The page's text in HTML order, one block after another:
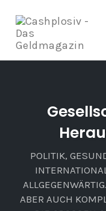
POLITIK,
ABER AUCH